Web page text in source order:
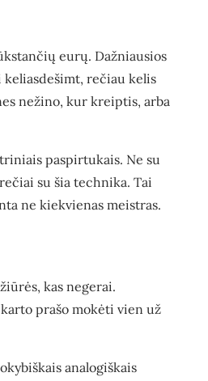
eurų. Dažniausios
keliasdešimt, rečiau kelis
nežino, kur kreiptis, arba
paspirtukais. Ne su
su šia technika. Tai
ne kiekvienas meistras.
kas negerai.
prašo mokėti vien už
analogiškais